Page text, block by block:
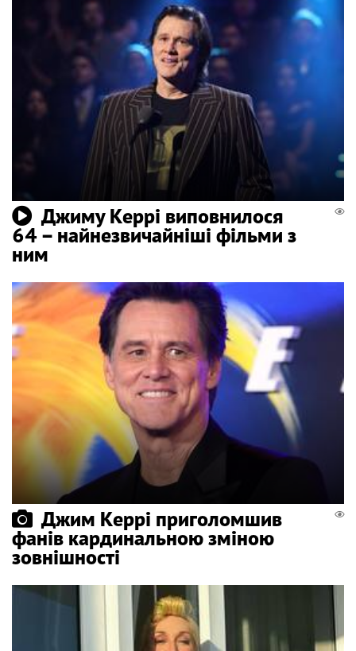
Джиму Керрі виповнилося
64 – найнезвичайніші фільми з
ним
Джим Керрі приголомшив
фанів кардинальною зміною
зовнішності